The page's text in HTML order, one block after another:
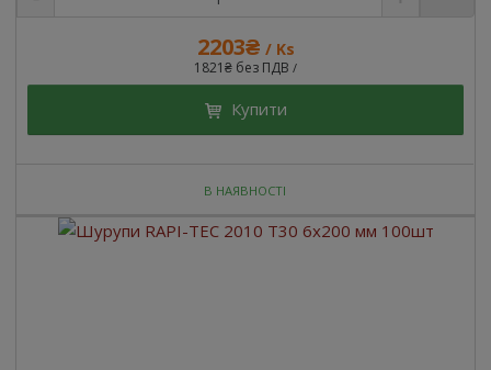
2203₴ / Ks
1821₴ без ПДВ /
Купити
В НАЯВНОСТІ